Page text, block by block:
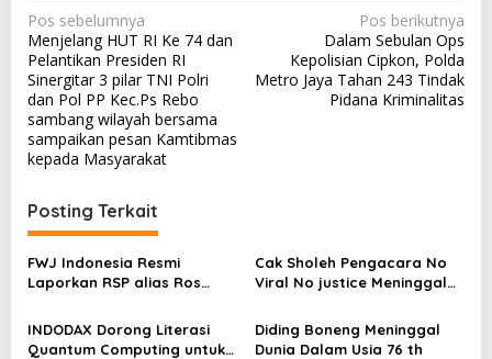
N
a
v
i
g
a
s
i
p
o
s
Pos sebelumnya
Menjelang HUT RI Ke 74 dan
Pelantikan Presiden RI
Sinergitar 3 pilar TNI Polri
dan Pol PP Kec.Ps Rebo
sambang wilayah bersama
sampaikan pesan Kamtibmas
kepada Masyarakat
Pos berikutnya
Dalam Sebulan Ops
Kepolisian Cipkon, Polda
Metro Jaya Tahan 243 Tindak
Pidana Kriminalitas
Posting Terkait
FWJ Indonesia Resmi
Laporkan RSP alias Ros
Cak Sholeh Pengacara No
Viral No justice Meninggal
INDODAX Dorong Literasi
Quantum Computing untuk
Diding Boneng Meninggal
Dunia Dalam Usia 76 th